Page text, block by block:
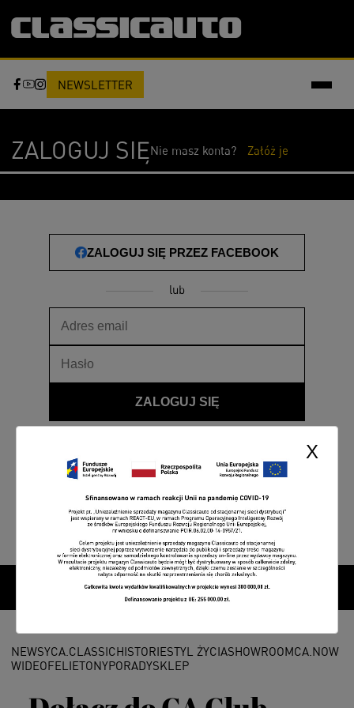
X
NEWSLETTER
ZALOGUJ SIĘNie masz konta? Załóż je
ZALOGUJ SIĘ PRZEZ FACEBOOK
lub
ZALOGUJ SIĘ
NEWSYCA.CLASSICHISTORIESTYL ŻYCIASHOWROOMCA.NOW
WIDEOFELIETONYPORADYSKLEP